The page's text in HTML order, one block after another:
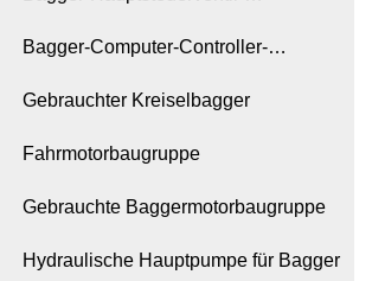
Hydraulikventilbaugruppe
Bagger-Computer-Controller-
Instrumententafel-Monitor
Gebrauchter Kreiselbagger
Fahrmotorbaugruppe
Gebrauchte Baggermotorbaugruppe
Hydraulische Hauptpumpe für Bagger